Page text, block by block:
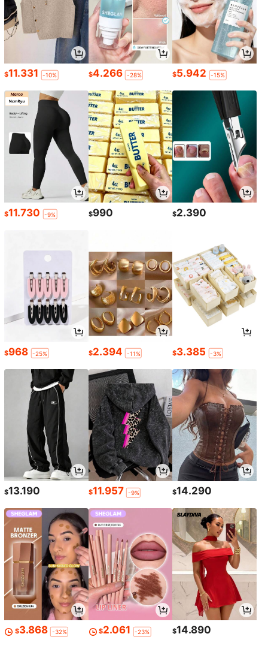
$11.331 -10% $4.266 -28% $5.942 -15%
$11.730 -9% $990 $2.390
$968 -25% $2.394 -11% $3.385 -3%
$13.190 $11.957 -9% $14.290
$3.868 -32% $2.061 -23% $14.890